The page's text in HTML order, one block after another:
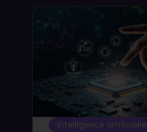
Intelligence artificielle